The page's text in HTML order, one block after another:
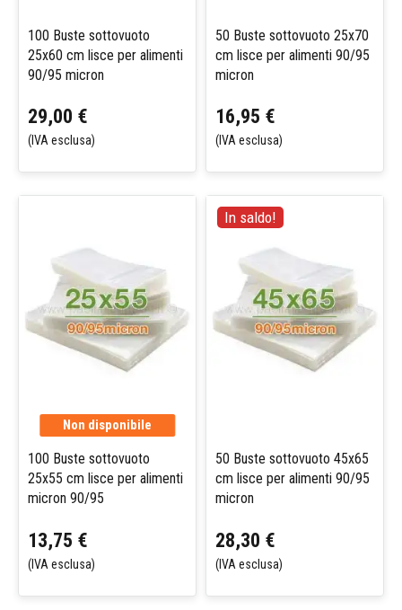
100 Buste sottovuoto
25x60 cm lisce per alimenti
90/95 micron
29,00 €
(IVA esclusa)
50 Buste sottovuoto 25x70
cm lisce per alimenti 90/95
micron
16,95 €
(IVA esclusa)
Non disponibile
100 Buste sottovuoto
25x55 cm lisce per alimenti
micron 90/95
13,75 €
(IVA esclusa)
In saldo!
50 Buste sottovuoto 45x65
cm lisce per alimenti 90/95
micron
28,30 €
(IVA esclusa)